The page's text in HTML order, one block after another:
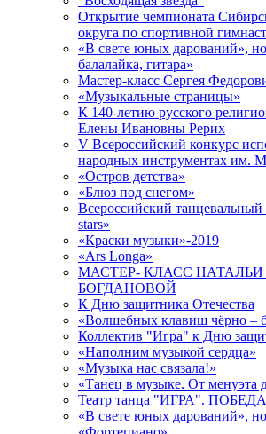
Открытие чемпионата
округа по спортивной
«В свете юных дарований»,
балалайка, гитара»
Мастер-класс Сергея
«Музыкальные страницы»
К 140-летию русского
Елены Ивановны Рерих
V Всероссийский конкурс
народных инструментах им.
«Остров детства»
«Блюз под снегом»
Всероссийский танцевальный
stars»
«Краски музыки»-2019
«Ars Longa»
МАСТЕР- КЛАСС
БОГДАНОВОЙ
К Дню защитника Отечества
«Волшебных клавиш чёрно –
Коллектив "Игра" к Дню
«Наполним музыкой сердца»
«Музыка нас связала!»
«Танец в музыке. От менуэта
Театр танца "ИГРА".
«В свете юных дарований»,